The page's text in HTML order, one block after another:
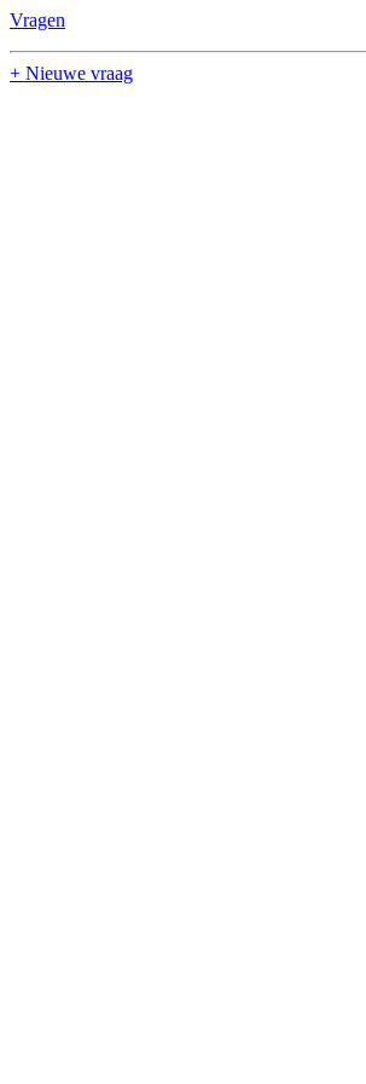
Vragen
+ Nieuwe vraag